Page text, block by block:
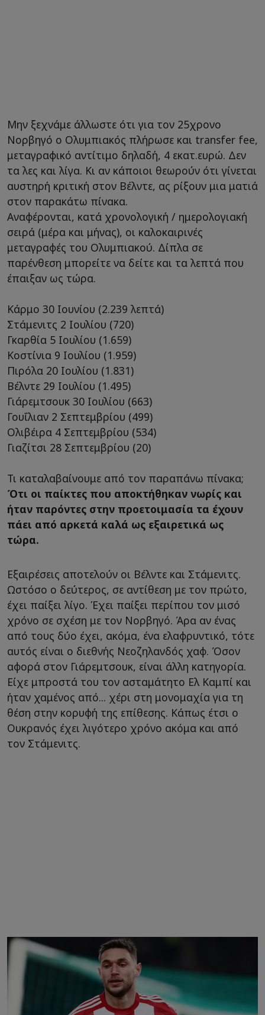
Μην ξεχνάμε άλλωστε ότι για τον 25χρονο
Νορβηγό ο Ολυμπιακός πλήρωσε και transfer fee,
μεταγραφικό αντίτιμο δηλαδή, 4 εκατ.ευρώ. Δεν
τα λες και λίγα. Κι αν κάποιοι θεωρούν ότι γίνεται
αυστηρή κριτική στον Βέλντε, ας ρίξουν μια ματιά
στον παρακάτω πίνακα.
Αναφέρονται, κατά χρονολογική / ημερολογιακή
σειρά (μέρα και μήνας), οι καλοκαιρινές
μεταγραφές του Ολυμπιακού. Δίπλα σε
παρένθεση μπορείτε να δείτε και τα λεπτά που
έπαιξαν ως τώρα.
Κάρμο 30 Ιουνίου (2.239 λεπτά)
Στάμενιτς 2 Ιουλίου (720)
Γκαρθία 5 Ιουλίου (1.659)
Κοστίνια 9 Ιουλίου (1.959)
Πιρόλα 20 Ιουλίου (1.831)
Βέλντε 29 Ιουλίου (1.495)
Γιάρεμτσουκ 30 Ιουλίου (663)
Γουΐλιαν 2 Σεπτεμβρίου (499)
Ολιβέιρα 4 Σεπτεμβρίου (534)
Γιαζίτσι 28 Σεπτεμβρίου (20)
Τι καταλαβαίνουμε από τον παραπάνω πίνακα;
Ότι οι παίκτες που αποκτήθηκαν νωρίς και
ήταν παρόντες στην προετοιμασία τα έχουν
πάει από αρκετά καλά ως εξαιρετικά ως
τώρα.
Εξαιρέσεις αποτελούν οι Βέλντε και Στάμενιτς.
Ωστόσο ο δεύτερος, σε αντίθεση με τον πρώτο,
έχει παίξει λίγο. Έχει παίξει περίπου τον μισό
χρόνο σε σχέση με τον Νορβηγό. Άρα αν ένας
από τους δύο έχει, ακόμα, ένα ελαφρυντικό, τότε
αυτός είναι ο διεθνής Νεοζηλανδός χαφ. Όσον
αφορά στον Γιάρεμτσουκ, είναι άλλη κατηγορία.
Είχε μπροστά του τον ασταμάτητο Ελ Καμπί και
ήταν χαμένος από... χέρι στη μονομαχία για τη
θέση στην κορυφή της επίθεσης. Κάπως έτσι ο
Ουκρανός έχει λιγότερο χρόνο ακόμα και από
τον Στάμενιτς.